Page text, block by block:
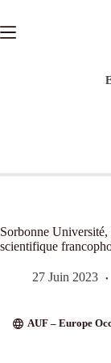
contenu
Sorbonne
scientifique
27 Juin 2023
AUF – Europe